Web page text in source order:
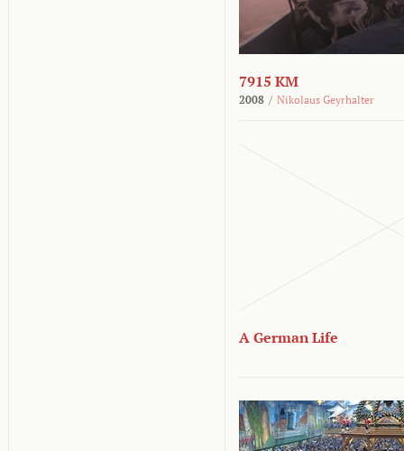
7915 KM
2008 / Nikolaus Geyrhalter
A German Life